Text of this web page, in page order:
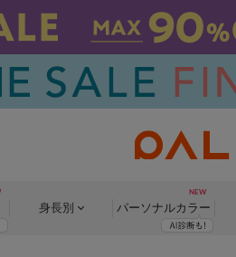
身長別 パーソナルカラー